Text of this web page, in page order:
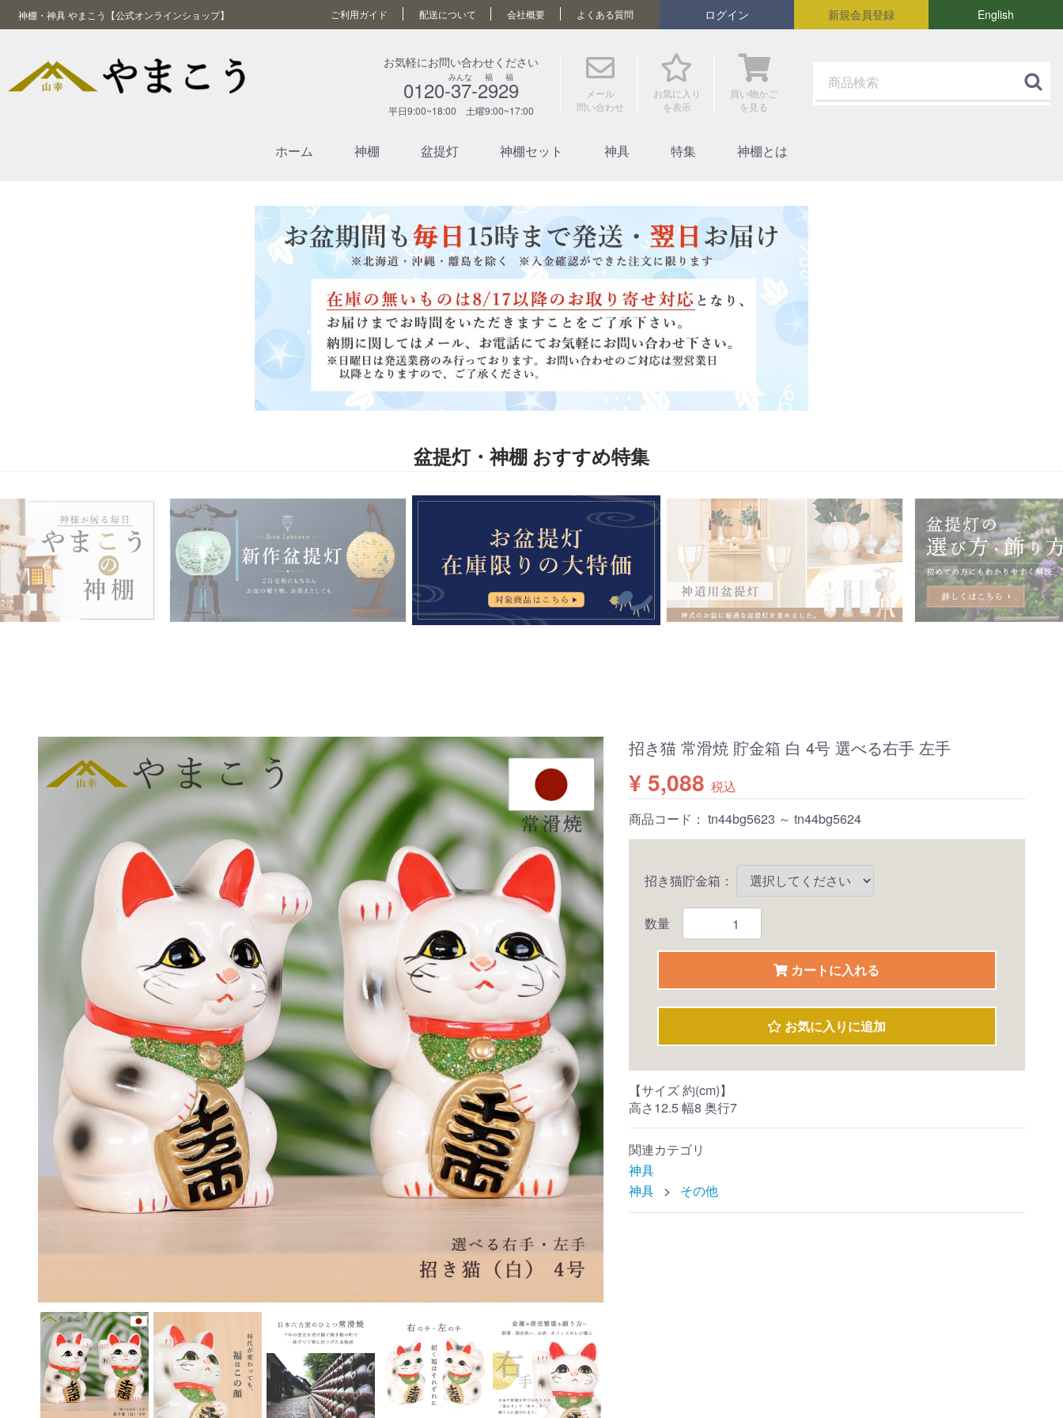
神棚・神具 やまこう【公式オンラインショップ】 English
新規会員登録
ログイン
ご利用ガイド 配送について 会社概要 よくある質問
メール
問い合わせ
お気に入り
を表示
買い物かご
を見る
お気軽にお問い合わせください
みんな 福 福
0120-37-2929
平日9:00~18:00 土曜9:00~17:00
ホーム 神棚 盆提灯 神棚セット 神具 特集 神棚とは
盆提灯・神棚 おすすめ特集
招き猫 常滑焼 貯金箱 白 4号 選べる右手 左手
¥ 5,088 税込
商品コード： tn44bg5623 ～ tn44bg5624
招き猫貯金箱：
数量
カートに入れる
お気に入りに追加
【サイズ 約(cm)】
高さ12.5 幅8 奥行7
関連カテゴリ
神具
神具
その他